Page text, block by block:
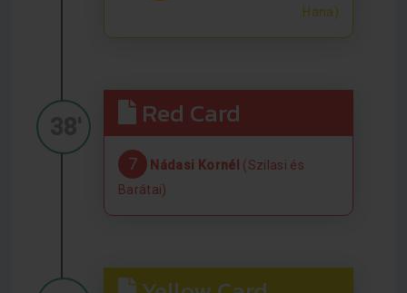
Hana)
Red Card
7 Nádasi Kornél (Szilasi és
Barátai)